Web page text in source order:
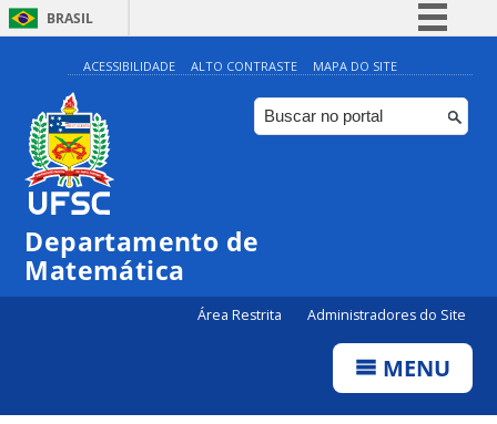
BRASIL
Simplifique!
Comunica BR
Participe
ACESSIBILIDADE ALTO CONTRASTE MAPA DO SITE
Departamento de
Matemática
Área Restrita Administradores do Site
MENU